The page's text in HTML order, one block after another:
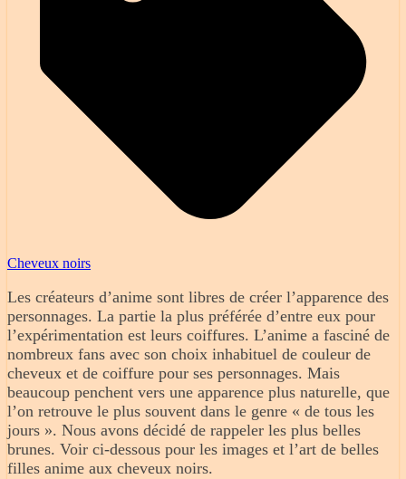
Cheveux noirs
Les créateurs d’anime sont libres de créer l’apparence des
personnages. La partie la plus préférée d’entre eux pour
l’expérimentation est leurs coiffures. L’anime a fasciné de
nombreux fans avec son choix inhabituel de couleur de
cheveux et de coiffure pour ses personnages. Mais
beaucoup penchent vers une apparence plus naturelle, que
l’on retrouve le plus souvent dans le genre « de tous les
jours ». Nous avons décidé de rappeler les plus belles
brunes. Voir ci-dessous pour les images et l’art de belles
filles anime aux cheveux noirs.